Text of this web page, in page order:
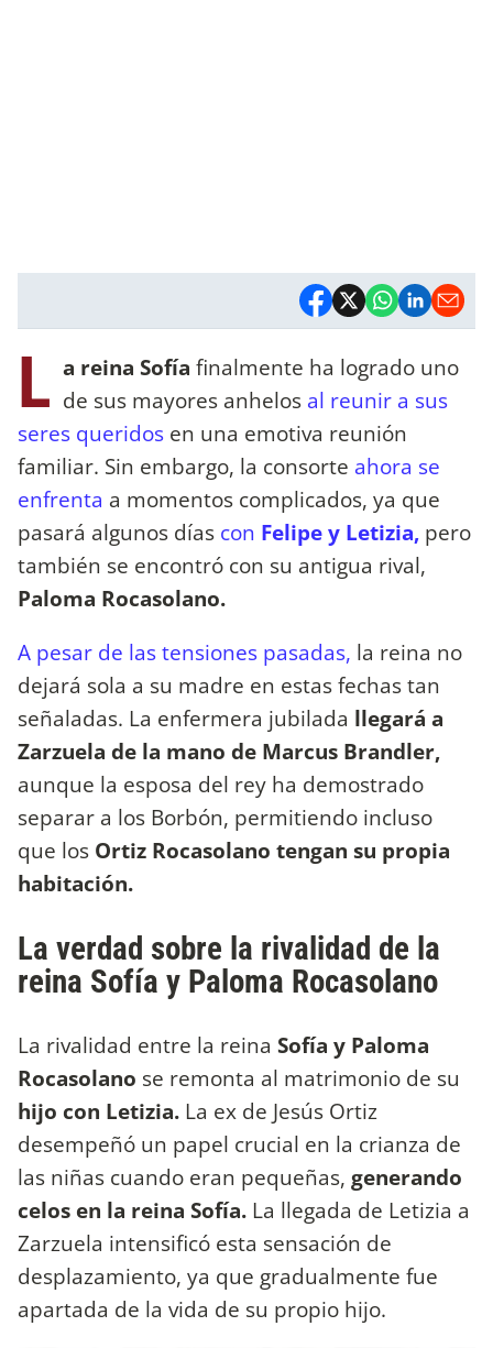
L a reina Sofía finalmente ha logrado uno
de sus mayores anhelos al reunir a sus
seres queridos en una emotiva reunión
familiar. Sin embargo, la consorte ahora se
enfrenta a momentos complicados, ya que
pasará algunos días con Felipe y Letizia, pero
también se encontró con su antigua rival,
Paloma Rocasolano.
A pesar de las tensiones pasadas, la reina no
dejará sola a su madre en estas fechas tan
señaladas. La enfermera jubilada llegará a
Zarzuela de la mano de Marcus Brandler,
aunque la esposa del rey ha demostrado
separar a los Borbón, permitiendo incluso
que los Ortiz Rocasolano tengan su propia
habitación.
La verdad sobre la rivalidad de la
reina Sofía y Paloma Rocasolano
La rivalidad entre la reina Sofía y Paloma
Rocasolano se remonta al matrimonio de su
hijo con Letizia. La ex de Jesús Ortiz
desempeñó un papel crucial en la crianza de
las niñas cuando eran pequeñas, generando
celos en la reina Sofía. La llegada de Letizia a
Zarzuela intensificó esta sensación de
desplazamiento, ya que gradualmente fue
apartada de la vida de su propio hijo.